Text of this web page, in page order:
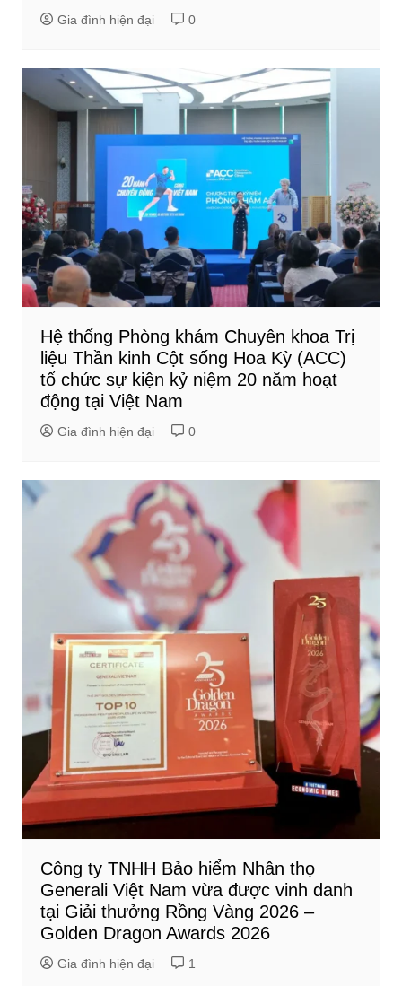
Gia đình hiện đại 0
Hệ thống Phòng khám Chuyên khoa Trị
liệu Thần kinh Cột sống Hoa Kỳ (ACC)
tổ chức sự kiện kỷ niệm 20 năm hoạt
động tại Việt Nam
Gia đình hiện đại 0
Công ty TNHH Bảo hiểm Nhân thọ
Generali Việt Nam vừa được vinh danh
tại Giải thưởng Rồng Vàng 2026 –
Golden Dragon Awards 2026
Gia đình hiện đại 1